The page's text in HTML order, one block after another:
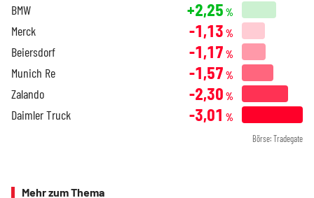
BMW +2,25 %
Merck -1,13 %
Beiersdorf -1,17 %
Munich Re -1,57 %
Zalando -2,30 %
Daimler Truck -3,01 %
Börse: Tradegate
Mehr zum Thema